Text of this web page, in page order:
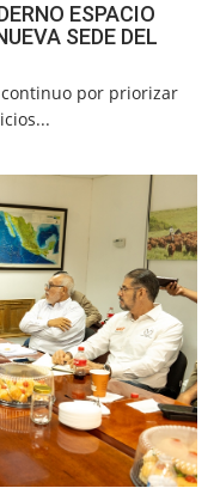
ESPACIO
SEDE DEL
continuo por priorizar